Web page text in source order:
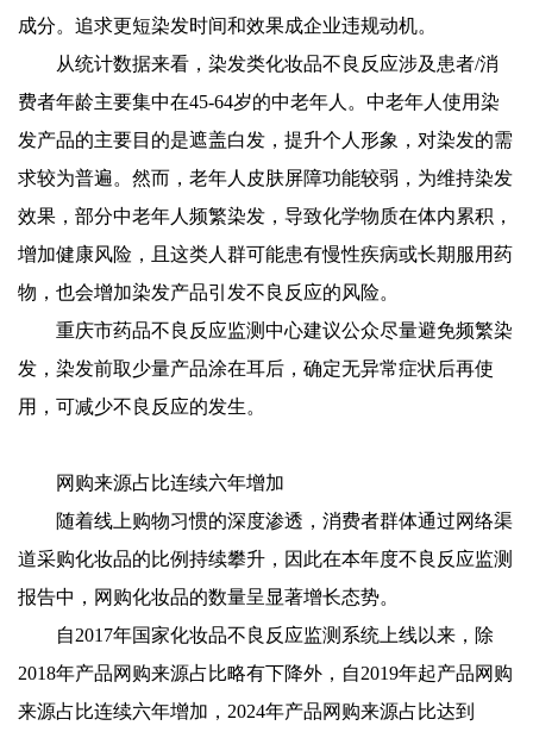
成分。追求更短染发时间和效果成企业违规动机。
从统计数据来看，染发类化妆品不良反应涉及患者/消
费者年龄主要集中在45-64岁的中老年人。中老年人使用染
发产品的主要目的是遮盖白发，提升个人形象，对染发的需
求较为普遍。然而，老年人皮肤屏障功能较弱，为维持染发
效果，部分中老年人频繁染发，导致化学物质在体内累积，
增加健康风险，且这类人群可能患有慢性疾病或长期服用药
物，也会增加染发产品引发不良反应的风险。
重庆市药品不良反应监测中心建议公众尽量避免频繁染
发，染发前取少量产品涂在耳后，确定无异常症状后再使
用，可减少不良反应的发生。
网购来源占比连续六年增加
随着线上购物习惯的深度渗透，消费者群体通过网络渠
道采购化妆品的比例持续攀升，因此在本年度不良反应监测
报告中，网购化妆品的数量呈显著增长态势。
自2017年国家化妆品不良反应监测系统上线以来，除
2018年产品网购来源占比略有下降外，自2019年起产品网购
来源占比连续六年增加，2024年产品网购来源占比达到